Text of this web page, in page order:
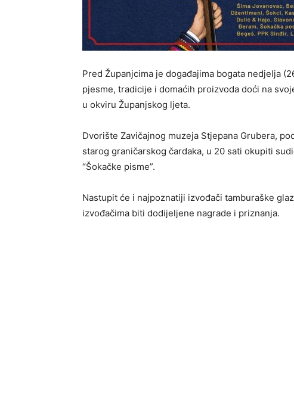
Pred Županjcima je događajima bogata nedjelja
pjesme, tradicije i domaćih proizvoda doći na
u okviru Županjskog ljeta.
Dvorište Zavičajnog muzeja Stjepana Grubera,
starog graničarskog čardaka, u 20 sati okupiti
“Šokačke pisme”.
Nastupit će i najpoznatiji izvođači tamburaške
izvođačima biti dodijeljene nagrade i priznanja.